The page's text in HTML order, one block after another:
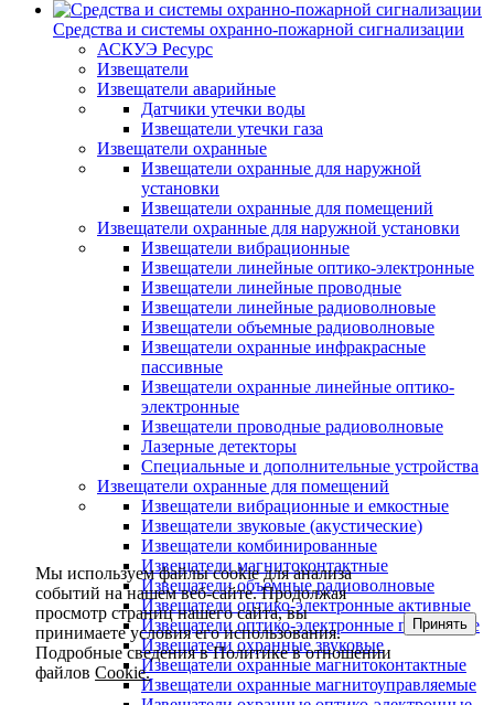
Средства и системы охранно-пожарной сигнализации
АСКУЭ Ресурс
Извещатели
Извещатели аварийные
Датчики утечки воды
Извещатели утечки газа
Извещатели охранные
Извещатели охранные для наружной
установки
Извещатели охранные для помещений
Извещатели охранные для наружной установки
Извещатели вибрационные
Извещатели линейные оптико-электронные
Извещатели линейные проводные
Извещатели линейные радиоволновые
Извещатели объемные радиоволновые
Извещатели охранные инфракрасные
пассивные
Извещатели охранные линейные оптико-
электронные
Извещатели проводные радиоволновые
Лазерные детекторы
Специальные и дополнительные устройства
Извещатели охранные для помещений
Извещатели вибрационные и емкостные
Извещатели звуковые (акустические)
Извещатели комбинированные
Извещатели магнитоконтактные
Извещатели объемные радиоволновые
Извещатели оптико-электронные активные
Извещатели оптико-электронные пассивные
Извещатели охранные звуковые
Извещатели охранные магнитоконтактные
Извещатели охранные магнитоуправляемые
Мы используем файлы cookie для анализа
событий на нашем веб-сайте. Продолжая
просмотр страниц нашего сайта, вы
принимаете условия его использования.
Подробные сведения в Политике в отношении
файловCookie.
Принять